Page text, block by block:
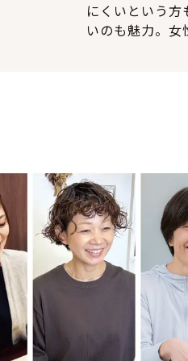
にくいという
いのも魅力。